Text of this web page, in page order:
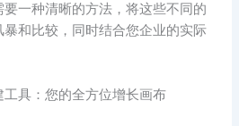
一种清晰的方法，将这些不同的
和比较，同时结合您企业的实际
具：您的全方位增长画布